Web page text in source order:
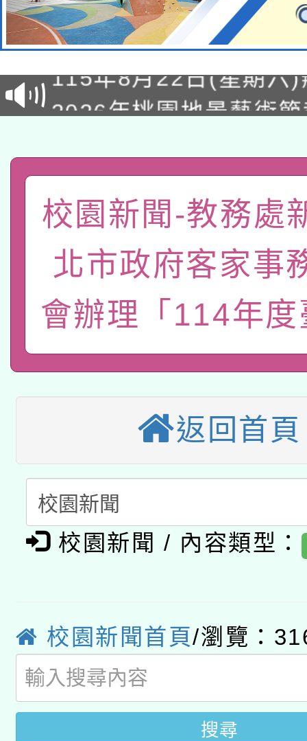
轉知經濟部水利署委託
業技術研究院辦理「
用水績優單位及節水達
桃園市孔廟祈福系列
2026年桃園地景藝術
關事宜
轉知教育部國民及學前
國立臺灣師範大學辦理
年度健康促進學校輔導
業成長研習」實施計畫
函轉國家教育研究院中
原住民族教育政策研討
族教育國際趨勢與發展
新北市政府教育局辦理
師專業成長研習實施計
方素養工作坊新北場」
函轉國立臺灣師範大學
族語言臺北學習中心
「族語學習班」招生簡
轉知有關國立成功大學
年度COVID-19疫苗接
接種對象擴大為「滿6
月28日止
轉知經濟部水利署委託
業技術研究院辦理「
動」
115年8月22日(星期六
桃園市孔廟祈福系列
開 智慧啟航」
2026年桃園地景藝術
「2026桃園藝術巡演
關事宜
轉知教育部國民及學前
國立臺灣師範大學辦
業成長研習」實施計畫
函轉國家教育研究院中
族教育國際趨勢與發展
新北市政府教育局辦理
師專業成長研習實施計
方素養工作坊新北場」
族語言臺北學習中心
「族語學習班」招生簡
轉知有關國立成功大學
文教學共融平台-教案
教育部國民及學前教育
年度COVID-19疫苗接
校園新聞-教務處
北市政府客家事
會辦理「114年
返回首頁
校園新聞 / 內容類型：
校園新聞首頁/瀏覽：
搜尋